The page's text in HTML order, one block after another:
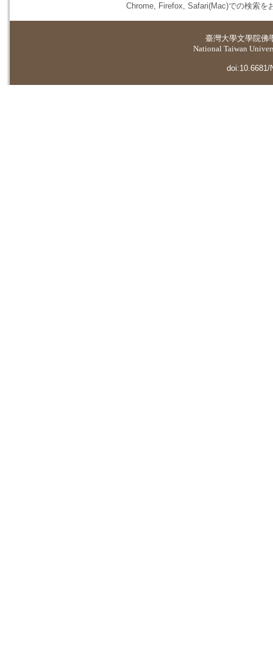
Chrome, Firefox, Safari(Mac)での検索を
臺灣大學文學院佛
National Taiwan
doi:10.6681/